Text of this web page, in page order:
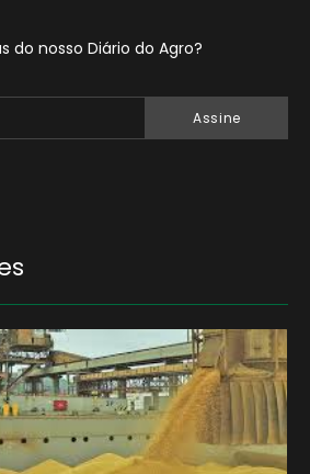
do nosso Diário do Agro?
Assine